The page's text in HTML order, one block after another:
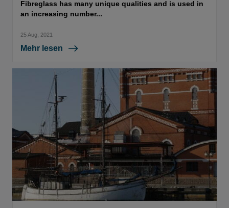
Fibreglass has many unique qualities and is used in
an increasing number...
25 Aug, 2021
Mehr lesen